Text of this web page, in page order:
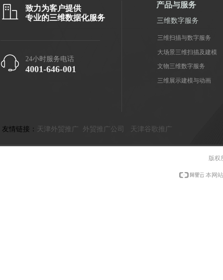
致力为客户提供
专业的三维数据化服务
ꁱ 24小时服务电话
4001-646-001
ꀶ 产品与服务
三维数字服务
三维扫描与数字服务
大场景三维扫描及建模
文物三维数字服务
三维展示建模与动画
友情链接： 天津外贸推广 外贸推广公司 天津谷歌推广
版权
本网